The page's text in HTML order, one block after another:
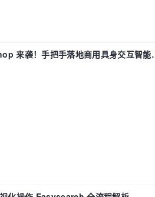
来袭！手把手落地商用具身交互智能